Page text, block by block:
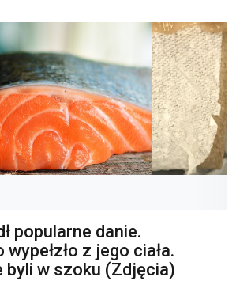
popularne danie.
z jego ciała.
byli w szoku (Zdjęcia)